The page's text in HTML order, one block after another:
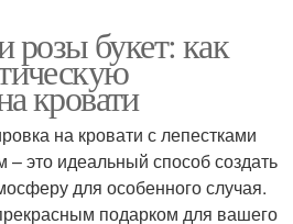
розы букет: как
кровати
на кровати с лепестками
– это идеальный способ создать
для особенного случая.
подарком для вашего